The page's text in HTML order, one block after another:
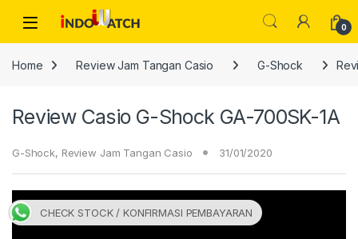
Open 0
Home Review Jam Tangan Casio G-Shock
Review Casio G-Shock GA-700SK-1A
G-Shock, Review Jam Tangan Casio 31/01/2020
CHECK STOCK / KONFIRMASI PEMBAYARAN